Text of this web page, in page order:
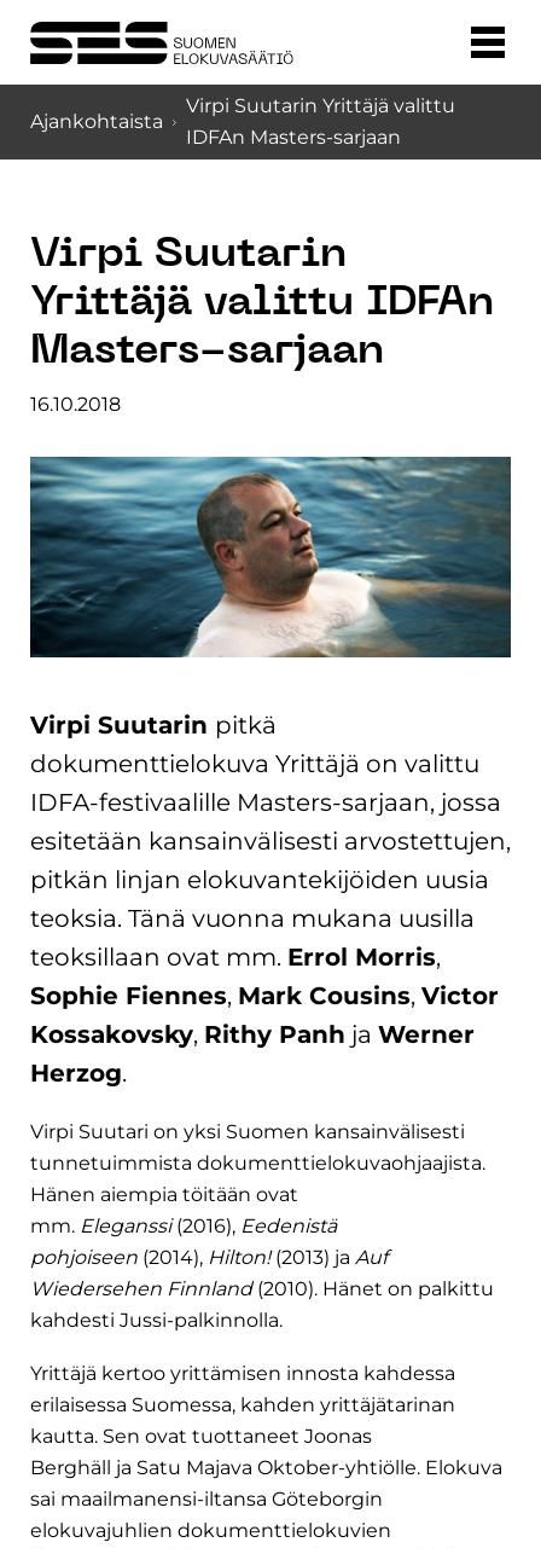
Ajankohtaista
Virpi Suutarin Yrittäjä valittu
IDFAn Masters-sarjaan
Virpi Suutarin
Yrittäjä valittu IDFAn
Masters-sarjaan
16.10.2018
Virpi Suutarin pitkä
dokumenttielokuva Yrittäjä on valittu
IDFA-festivaalille Masters-sarjaan, jossa
esitetään kansainvälisesti arvostettujen,
pitkän linjan elokuvantekijöiden uusia
teoksia. Tänä vuonna mukana uusilla
teoksillaan ovat mm. Errol Morris,
Sophie Fiennes, Mark Cousins, Victor
Kossakovsky, Rithy Panh ja Werner
Herzog.
Virpi Suutari on yksi Suomen kansainvälisesti
tunnetuimmista dokumenttielokuvaohjaajista.
Hänen aiempia töitään ovat
mm. Eleganssi(2016), Eedenistä
pohjoiseen (2014), Hilton!(2013) ja Auf
Wiedersehen Finnland(2010). Hänet on palkittu
kahdesti Jussi-palkinnolla.
Yrittäjä kertoo yrittämisen innosta kahdessa
erilaisessa Suomessa, kahden yrittäjätarinan
kautta. Sen ovat tuottaneet Joonas
Berghäll ja Satu Majava Oktober-yhtiölle. Elokuva
sai maailmanensi-iltansa Göteborgin
elokuvajuhlien dokumenttielokuvien